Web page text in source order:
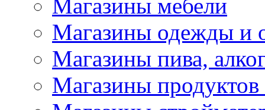
Магазины мебели
Магазины одежды и
Магазины пива,
Магазины продуктов